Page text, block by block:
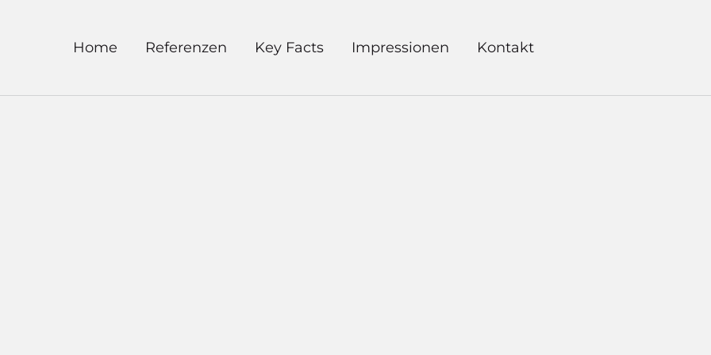
Home Referenzen Key Facts Impressionen Kontakt